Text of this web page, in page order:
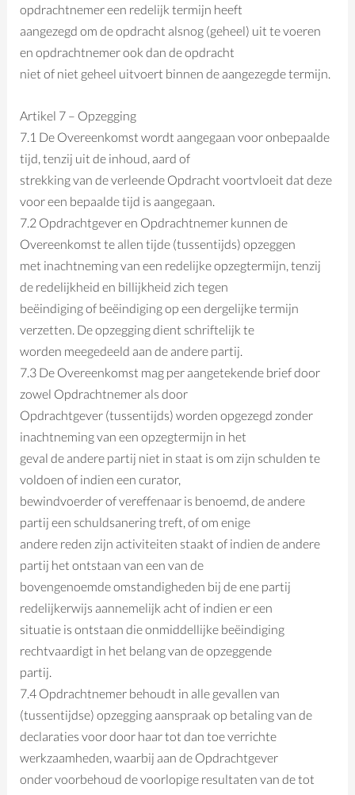
opdrachtnemer een redelijk termijn heeft
aangezegd om de opdracht alsnog (geheel) uit te voeren
en opdrachtnemer ook dan de opdracht
niet of niet geheel uitvoert binnen de aangezegde termijn.
Artikel 7 – Opzegging
7.1 De Overeenkomst wordt aangegaan voor onbepaalde
tijd, tenzij uit de inhoud, aard of
strekking van de verleende Opdracht voortvloeit dat deze
voor een bepaalde tijd is aangegaan.
7.2 Opdrachtgever en Opdrachtnemer kunnen de
Overeenkomst te allen tijde (tussentijds) opzeggen
met inachtneming van een redelijke opzegtermijn, tenzij
de redelijkheid en billijkheid zich tegen
beëindiging of beëindiging op een dergelijke termijn
verzetten. De opzegging dient schriftelijk te
worden meegedeeld aan de andere partij.
7.3 De Overeenkomst mag per aangetekende brief door
zowel Opdrachtnemer als door
Opdrachtgever (tussentijds) worden opgezegd zonder
inachtneming van een opzegtermijn in het
geval de andere partij niet in staat is om zijn schulden te
voldoen of indien een curator,
bewindvoerder of vereffenaar is benoemd, de andere
partij een schuldsanering treft, of om enige
andere reden zijn activiteiten staakt of indien de andere
partij het ontstaan van een van de
bovengenoemde omstandigheden bij de ene partij
redelijkerwijs aannemelijk acht of indien er een
situatie is ontstaan die onmiddellijke beëindiging
rechtvaardigt in het belang van de opzeggende
partij.
7.4 Opdrachtnemer behoudt in alle gevallen van
(tussentijdse) opzegging aanspraak op betaling van de
declaraties voor door haar tot dan toe verrichte
werkzaamheden, waarbij aan de Opdrachtgever
onder voorbehoud de voorlopige resultaten van de tot